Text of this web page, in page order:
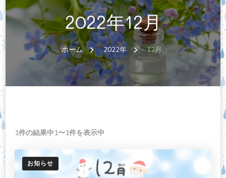
2022年12月
ホーム 2022年 12月
1件の結果中1〜1件を表示中
お知らせ